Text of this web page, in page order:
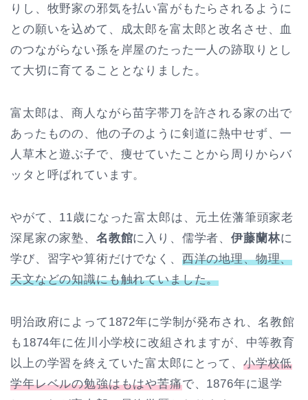
りし、牧野家の邪気を払い富がもたらされるように
との願いを込めて、成太郎を富太郎と改名させ、血
のつながらない孫を岸屋のたった一人の跡取りとし
て大切に育てることとなりました。
富太郎は、商人ながら苗字帯刀を許される家の出で
あったものの、他の子のように剣道に熱中せず、一
人草木と遊ぶ子で、痩せていたことから周りからバ
ッタと呼ばれています。
やがて、11歳になった富太郎は、元土佐藩筆頭家老
深尾家の家塾、 名教館に入り、儒学者、伊藤蘭林に
学び、習字や算術だけでなく、 西洋の地理、物理、
天文などの知識にも触れていました。
明治政府によって1872年に学制が発布され、名教館
も1874年に佐川小学校に改組されますが、中等教育
以上の学習を終えていた富太郎にとって、 小学校低
学年レベルの勉強はもはや苦痛で、1876年に退学